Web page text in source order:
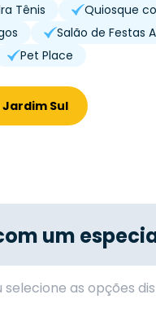
Tênis
Quiosque
Salão de Festas
Pet Place
Sul
um